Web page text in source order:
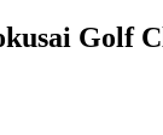
Golf